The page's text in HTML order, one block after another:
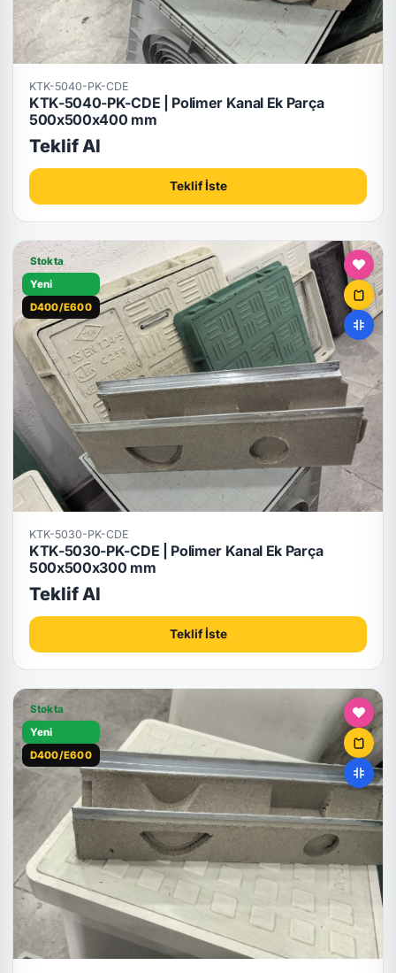
KTK-5040-PK-CDE
KTK-5040-PK-CDE | Polimer Kanal Ek Parça
500x500x400 mm
Teklif Al
Teklif İste
Stokta
Yeni
D400/E600
KTK-5030-PK-CDE
KTK-5030-PK-CDE | Polimer Kanal Ek Parça
500x500x300 mm
Teklif Al
Teklif İste
Stokta
Yeni
D400/E600